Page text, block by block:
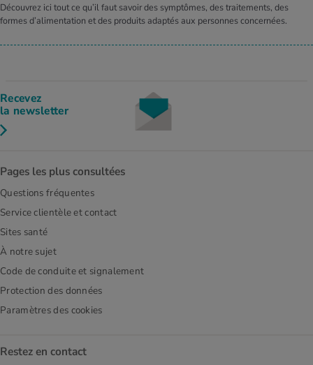
Découvrez ici tout ce qu’il faut savoir des symptômes, des traitements, des
formes d’alimentation et des produits adaptés aux personnes concernées.
Recevez
la newsletter
Pages les plus consultées
Questions fréquentes
Service clientèle et contact
Sites santé
À notre sujet
Code de conduite et signalement
Protection des données
Paramètres des cookies
Restez en contact